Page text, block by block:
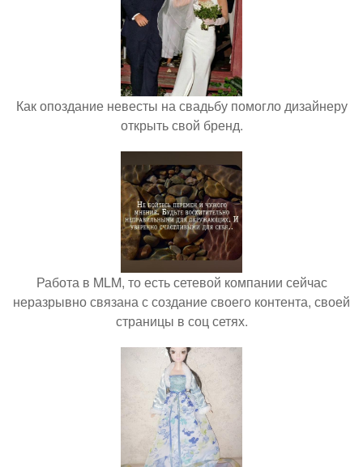
Как опоздание невесты на свадьбу помогло дизайнеру
открыть свой бренд.
Работа в MLM, то есть сетевой компании сейчас
неразрывно связана с создание своего контента, своей
страницы в соц сетях.